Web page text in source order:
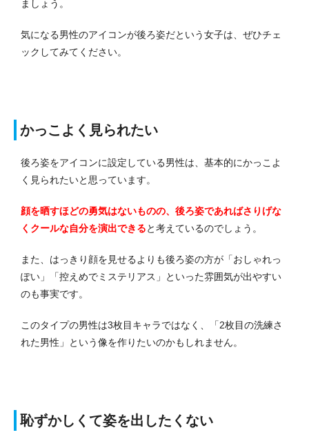
ましょう。
気になる男性のアイコンが後ろ姿だという女子は、ぜひチェ
ックしてみてください。
かっこよく見られたい
後ろ姿をアイコンに設定している男性は、基本的にかっこよ
く見られたいと思っています。
顔を晒すほどの勇気はないものの、後ろ姿であればさりげな
くクールな自分を演出できると考えているのでしょう。
また、はっきり顔を見せるよりも後ろ姿の方が「おしゃれっ
ぽい」「控えめでミステリアス」といった雰囲気が出やすい
のも事実です。
このタイプの男性は3枚目キャラではなく、「2枚目の洗練さ
れた男性」という像を作りたいのかもしれません。
恥ずかしくて姿を出したくない